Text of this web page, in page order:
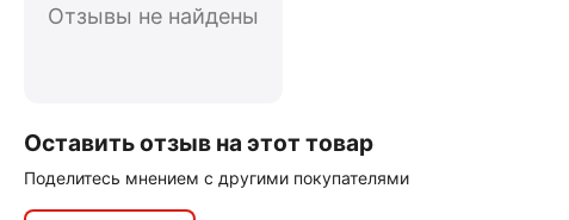
Отзывы не найдены
Оставить отзыв на этот товар
Поделитесь мнением с другими покупателями